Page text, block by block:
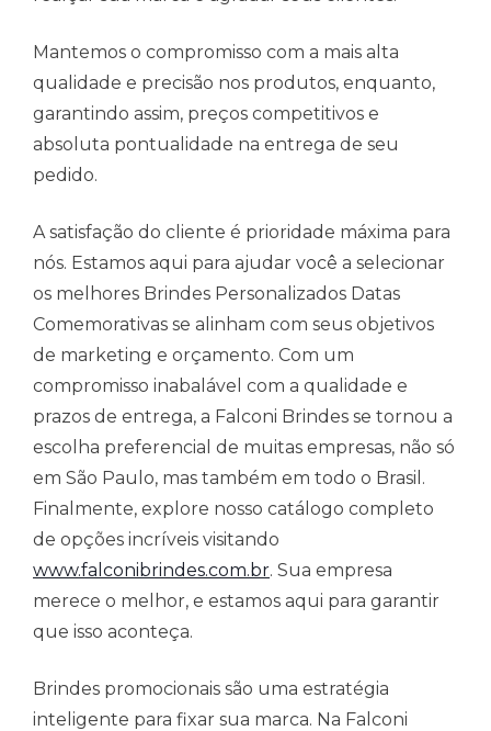
Mantemos o compromisso com a mais alta
qualidade e precisão nos produtos, enquanto,
garantindo assim, preços competitivos e
absoluta pontualidade na entrega de seu
pedido.
A satisfação do cliente é prioridade máxima para
nós. Estamos aqui para ajudar você a selecionar
os melhores Brindes Personalizados Datas
Comemorativas se alinham com seus objetivos
de marketing e orçamento. Com um
compromisso inabalável com a qualidade e
prazos de entrega, a Falconi Brindes se tornou a
escolha preferencial de muitas empresas, não só
em São Paulo, mas também em todo o Brasil.
Finalmente, explore nosso catálogo completo
de opções incríveis visitando
www.falconibrindes.com.br. Sua empresa
merece o melhor, e estamos aqui para garantir
que isso aconteça.
Brindes promocionais são uma estratégia
inteligente para fixar sua marca. Na Falconi